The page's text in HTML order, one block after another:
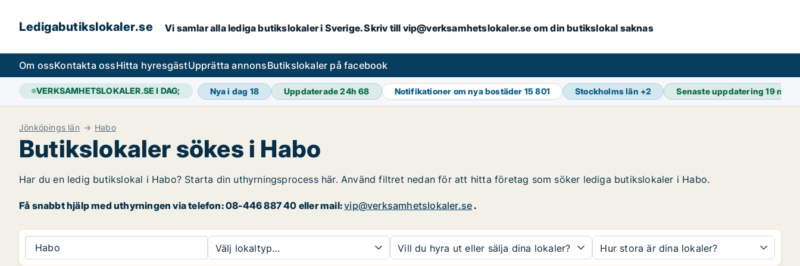
Ledigabutikslokaler.se Vi samlar alla lediga butikslokaler i Sverige. Skriv till vip@verksamhetslokaler.se om din butikslokal saknas
Om ossKontakta ossHitta hyresgästUpprätta annonsButikslokaler på facebook
VERKSAMHETSLOKALER.SE I DAG; Nya i dag 18 Uppdaterade 24h68 Notifikationer om nya bostäder 15 801 Stockholms län +2 Senaste uppdatering19 min
Jönköpings län Habo
Butikslokaler sökes i Habo
Har du en ledig butikslokal i Habo? Starta din uthyrningsprocess här. Använd filtret nedan för att hitta företag som söker lediga butikslokaler i Habo.
Få snabbt hjälp med uthyrningen via telefon: 08-446 887 40 eller mail:vip@verksamhetslokaler.se.
Habo Välj lokaltyp... Vill du hyra ut eller sälja dina lokaler? Hur stora är dina lokaler?